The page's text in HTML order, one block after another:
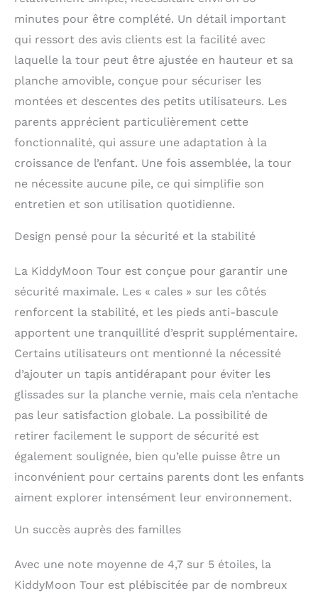
minutes pour être complété. Un détail important
qui ressort des avis clients est la facilité avec
laquelle la tour peut être ajustée en hauteur et sa
planche amovible, conçue pour sécuriser les
montées et descentes des petits utilisateurs. Les
parents apprécient particulièrement cette
fonctionnalité, qui assure une adaptation à la
croissance de l’enfant. Une fois assemblée, la tour
ne nécessite aucune pile, ce qui simplifie son
entretien et son utilisation quotidienne.
Design pensé pour la sécurité et la stabilité
La KiddyMoon Tour est conçue pour garantir une
sécurité maximale. Les « cales » sur les côtés
renforcent la stabilité, et les pieds anti-bascule
apportent une tranquillité d’esprit supplémentaire.
Certains utilisateurs ont mentionné la nécessité
d’ajouter un tapis antidérapant pour éviter les
glissades sur la planche vernie, mais cela n’entache
pas leur satisfaction globale. La possibilité de
retirer facilement le support de sécurité est
également soulignée, bien qu’elle puisse être un
inconvénient pour certains parents dont les enfants
aiment explorer intensément leur environnement.
Un succès auprès des familles
Avec une note moyenne de 4,7 sur 5 étoiles, la
KiddyMoon Tour est plébiscitée par de nombreux